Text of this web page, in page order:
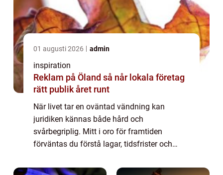
01 augusti 2026 admin
inspiration
Reklam på Öland så når lokala företag
rätt publik året runt
När livet tar en oväntad vändning kan
juridiken kännas både hård och
svårbegriplig. Mitt i oro för framtiden
förväntas du förstå lagar, tidsfrister och
advokat i Allingsås mer än bara en jurist det